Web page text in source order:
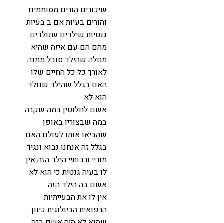
שיכורים הורים מסוממים
והורים בעיות אם ב בעיות
גנטיות שילדים שנולדים
מהם הם עם איזה שהיא
מחלה שהילד סובל ממנה
לאורך כל כל החיים שלו
האם בגלל שהילד שנולד
הוא לא
אשם לחלוטין במה שקרה
במה שבצוריו באופן
שהביאו אותו לעולם האם
בגלל זה אנחנו נבוא ונגיד
מוריי ורבותיי הילד הזה אין
לו בעיה גנטית כי הוא לא
אשם בה הילד הזה
אין לו את הבעייתיות
הרפואית הביולוגית כיוון